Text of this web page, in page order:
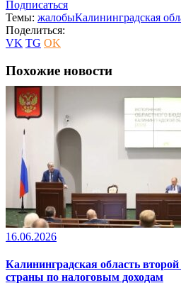
Подписаться
Темы: жалобыКалининградская
Поделиться:
VK TG OK
Похожие новости
16.06.2026
Калининградская область второй
страны по налоговым доходам